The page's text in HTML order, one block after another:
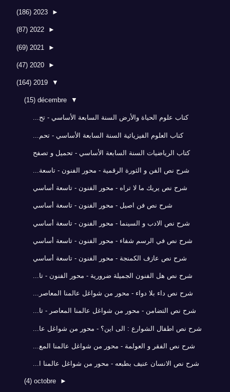
►
2023
(186)
►
2022
(87)
►
2021
(69)
►
2020
(47)
▼
2019
(164)
▼
décembre
(15)
كتاب علوم الحياة والأرض السنة السابعة الأساسي - تح...
كتاب العلوم الفيزيائية السنة السابعة الأساسي - تحم...
كتاب الرياضيات السنة السابعة الأساسي - تحميل و تصفح
شرح نص الفن و الثورة الرقمية - محور الفنون - تاسعة...
شرح نص يريك ما لا تراه - محور الفنون - تاسعة أساسي
شرح نص فن اصيل - محور الفنون - تاسعة أساسي
شرح نص الادب و السينما - محور الفنون - تاسعة أساسي
شرح نص في الرسم شفاء - محور الفنون - تاسعة أساسي
شرح نص عازف الكمنجة - محور الفنون - تاسعة أساسي
شرح نص هل الفنون الجميلة ضرورية - محور الفنون - تا...
شرح نص داء بلا دواء - محور من شواغل عالمنا المعاصر...
شرح نص التضامن - محور من شواغل عالمنا المعاصر - تا...
شرح نص اطفال الشوارع : الى اين؟ - محور من شواغل عا...
شرح نص الفقر و العولمة - محور من شواغل عالمنا المع...
شرح نص الانسان عنيف بطبعه - محور من شواغل عالمنا ا...
►
octobre
(4)